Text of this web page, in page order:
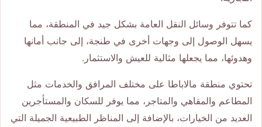
كما تتوفر وسائل النقل العامة بشكل جيد في المنطقة، مما
يسهل الوصول إلى وجهات أخرى في طنجة، إلى جانب أمانها
وهدوئها، مما يجعلها مثالية للعيش والاستثمار.
تحتوي منطقة مالاباطا على مختلف المرافق والخدمات مثل
المطاعم والمقاهي والمتاجر، مما يوفر للسكان والمستأجرين
العديد من الخيارات، بالإضافة إلى المناظر الطبيعية الجميلة التي